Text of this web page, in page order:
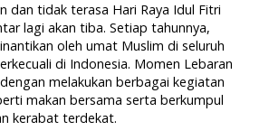
dan tidak terasa Hari Raya Idul Fitri
lagi akan tiba. Setiap tahunnya,
oleh umat Muslim di seluruh
di Indonesia. Momen Lebaran
melakukan berbagai kegiatan
makan bersama serta berkumpul
kerabat terdekat.